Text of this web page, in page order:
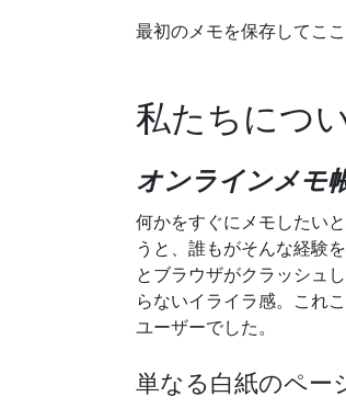
最初のメモを保存してこ
私たちにつ
オンラインメモ
何かをすぐにメモしたい
うと、誰もがそんな経験
とブラウザがクラッシュ
らないイライラ感。これ
ユーザーでした。
単なる白紙のペー